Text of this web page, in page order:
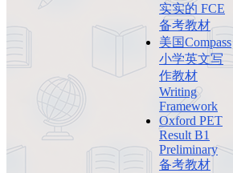
实实的 FCE
备考教材
美国Compass
小学英文写
作教材
Writing
Framework
Oxford PET
Result B1
Preliminary
备考教材